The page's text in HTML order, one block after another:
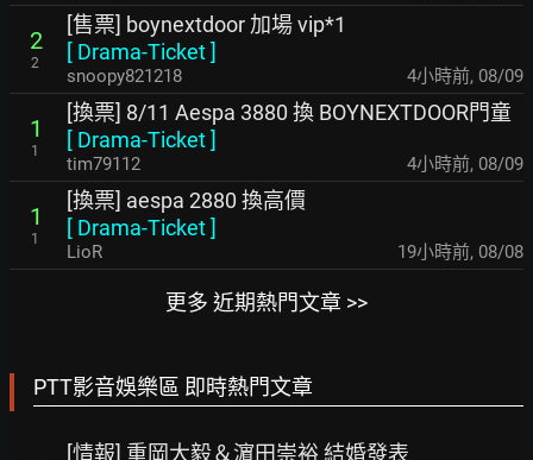
2
2
[售票] boynextdoor 加場 vip*1
[ Drama-Ticket]
snoopy821218 4小時前, 08/09
1
1
[換票] 8/11 Aespa 3880 換 BOYNEXTDOOR門童
[ Drama-Ticket]
tim79112 4小時前, 08/09
1
1
[換票] aespa 2880 換高價
[ Drama-Ticket]
LioR 19小時前, 08/08
更多 近期熱門文章 >>
PTT影音娛樂區 即時熱門文章
[情報] 重岡大毅＆濵田崇裕 結婚發表